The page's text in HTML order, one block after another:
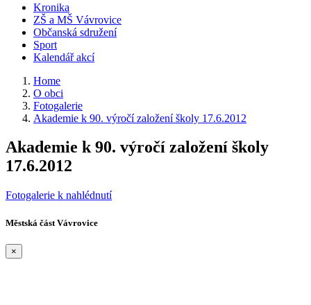
Kronika
ZŠ a MŠ Vávrovice
Občanská sdružení
Sport
Kalendář akcí
Home
O obci
Fotogalerie
Akademie k 90. výročí založení školy 17.6.2012
Akademie k 90. výročí založení školy
17.6.2012
Fotogalerie k nahlédnutí
Městská část Vávrovice
×